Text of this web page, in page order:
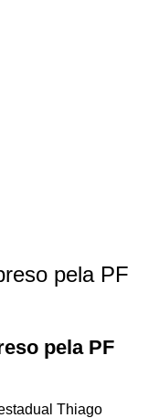
pela PF
pela PF
Thiago